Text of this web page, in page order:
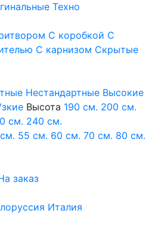
Техно
С коробкой С
С карнизом Скрытые
Нестандартные Высокие
Высота 190 см. 200 см.
см. 240 см.
55 см. 60 см. 70 см. 80 см.
заказ
Италия